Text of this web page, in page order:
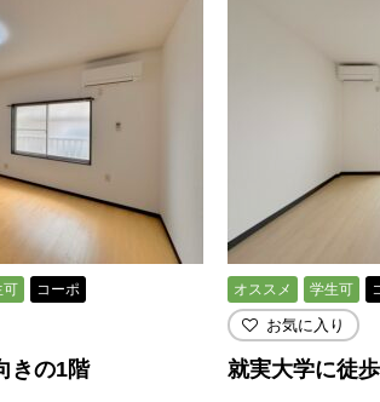
可 コーポ
きの1階
オススメ 学生可
お気に入り
就実大学に徒